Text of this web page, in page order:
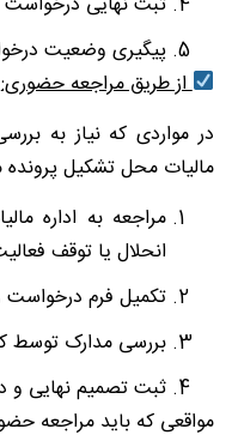
پیگیری وضعیت
از طریق مراجعه حضوری:
در مواردی که نیاز به
مالیات محل تشکیل
مراجعه به اداره
انحلال یا توقف
تکمیل فرم درخواست
بررسی مدارک توسط
ثبت تصمیم نهایی و
مواقعی که باید مراجعه